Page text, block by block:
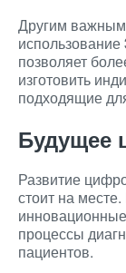
Другим
использование
позволяет
изготовить
подходящие
Будущее
Развитие
стоит на
процессы
пациентов.